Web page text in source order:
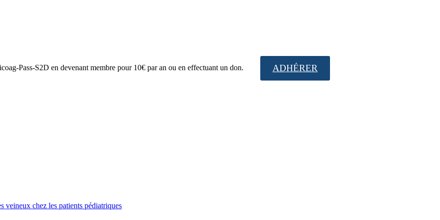
déclin cognitif, d’AVC et d’AIT
Pass-S2D en devenant membre pour 10€ par an ou en effectuant un don. ADHÉRER
veineux chez les patients pédiatriques